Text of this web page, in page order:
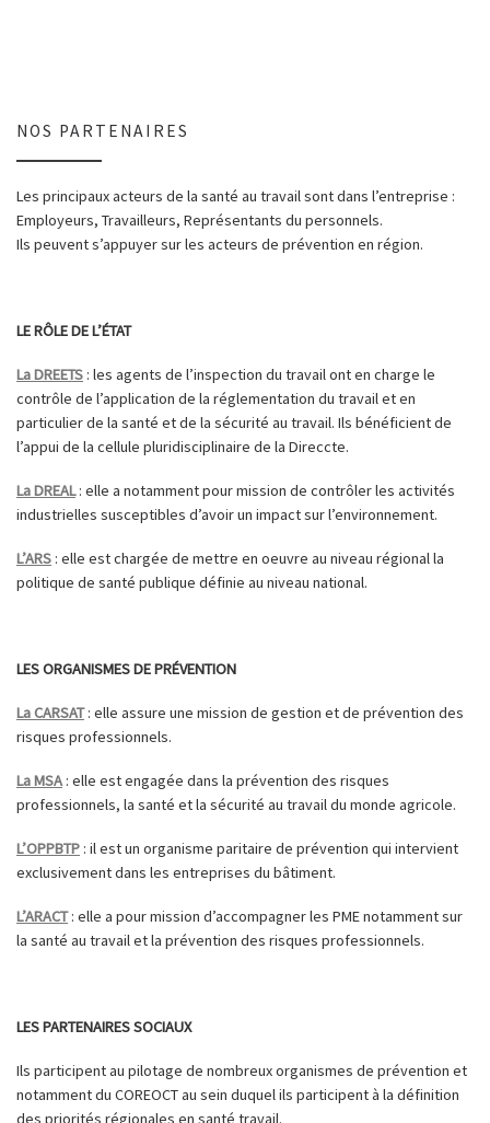
NOS PARTENAIRES
Les principaux acteurs de la santé au travail sont dans l’entreprise :
Employeurs, Travailleurs, Représentants du personnels.
Ils peuvent s’appuyer sur les acteurs de prévention en région.
LE RÔLE DE L’ÉTAT
La DREETS : les agents de l’inspection du travail ont en charge le
contrôle de l’application de la réglementation du travail et en
particulier de la santé et de la sécurité au travail. Ils bénéficient de
l’appui de la cellule pluridisciplinaire de la Direccte.
La DREAL: elle a notamment pour mission de contrôler les activités
industrielles susceptibles d’avoir un impact sur l’environnement.
L’ARS : elle est chargée de mettre en oeuvre au niveau régional la
politique de santé publique définie au niveau national.
LES ORGANISMES DE PRÉVENTION
La CARSAT: elle assure une mission de gestion et de prévention des
risques professionnels.
La MSA: elle est engagée dans la prévention des risques
professionnels, la santé et la sécurité au travail du monde agricole.
L’OPPBTP : il est un organisme paritaire de prévention qui intervient
exclusivement dans les entreprises du bâtiment.
L’ARACT: elle a pour mission d’accompagner les PME notamment sur
la santé au travail et la prévention des risques professionnels.
LES PARTENAIRES SOCIAUX
Ils participent au pilotage de nombreux organismes de prévention et
notamment du COREOCT au sein duquel ils participent à la définition
des priorités régionales en santé travail.